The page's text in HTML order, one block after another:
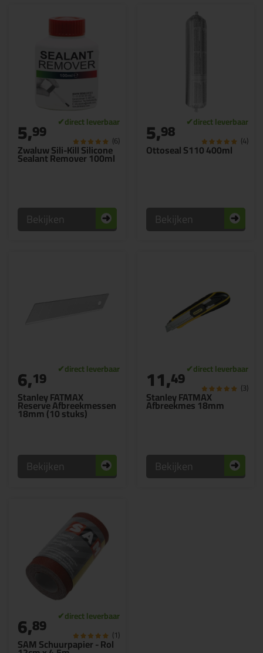
Zwaluw Sili-Kill Silicone
Sealant Remover 100ml
5,99 (6)
Bekijken
Ottoseal S110 400ml
5,98 (4)
Bekijken
Stanley FATMAX
Reserve Afbreekmessen
18mm (10 stuks)
6,19
Bekijken
Stanley FATMAX
Afbreekmes 18mm
11,49 (3)
Bekijken
SAM Schuurpapier - Rol
6,89 (1)